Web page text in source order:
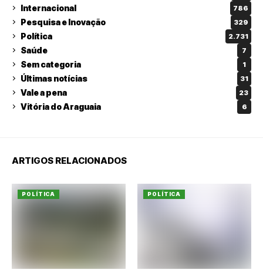
Internacional 786
Pesquisa e Inovação 329
Política 2.731
Saúde 7
Sem categoria 1
Últimas notícias 31
Vale a pena 23
Vitória do Araguaia 6
ARTIGOS RELACIONADOS
POLÍTICA POLÍTICA